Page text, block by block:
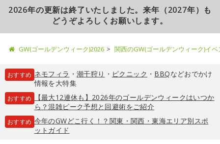
2026年の更新は終了いたしました。来年（2027年）も
どうぞよろしくお願いします。
GW(ゴールデンウィーク)2026 関西のGW(ゴールデンウィーク)イ
おすすめ ネモフィラ ・ 潮干狩り ・ ピクニック ・ BBQなどおでかけ
情報を大特集
おすすめ
【最大12連休も】2026年のゴールデンウィークはいつか
ら？混雑ピーク予想と回避術をご紹介
おすすめ 今年のGWどこ行く！？関東・関西・東海エリア別スポ
ットガイド